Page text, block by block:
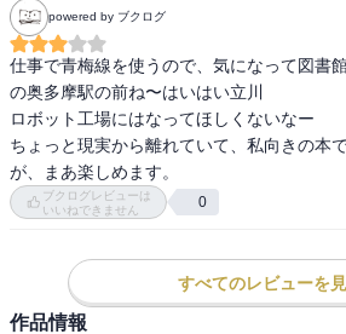
powered by ブクログ
仕事で青梅線を使うので、気になって図書
の奥多摩駅の前ね〜はいはい立川
ロボット工場にはなってほしくないなー
ちょっと現実から離れていて、私向きの本
が、まあ楽しめます。
ブクログレビューは
いいねできません
0
すべてのレビューを
作品情報